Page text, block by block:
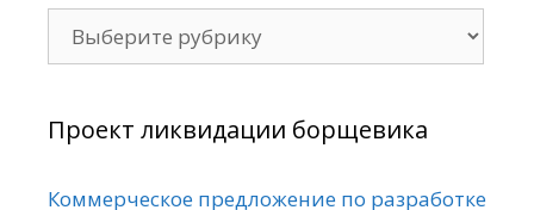
Рубрики
Проект ликвидации борщевика
Коммерческое предложение по разработке